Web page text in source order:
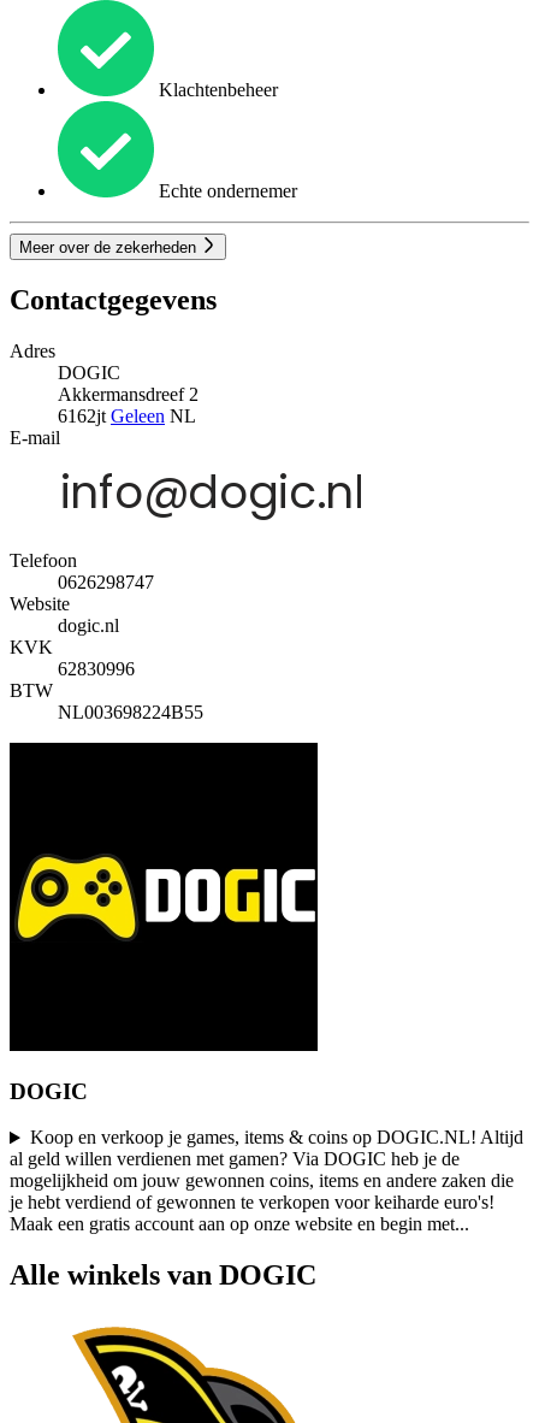
Klachtenbeheer
Echte ondernemer
Meer over de zekerheden
Contactgegevens
Adres
DOGIC
Akkermansdreef 2
6162jt Geleen NL
E-mail
Telefoon
0626298747
Website
dogic.nl
KVK
62830996
BTW
NL003698224B55
DOGIC
Koop en verkoop je games, items & coins op DOGIC.NL! Altijd
al geld willen verdienen met gamen? Via DOGIC heb je de
mogelijkheid om jouw gewonnen coins, items en andere zaken die
je hebt verdiend of gewonnen te verkopen voor keiharde euro's!
Maak een gratis account aan op onze website en begin met...
Alle winkels van DOGIC